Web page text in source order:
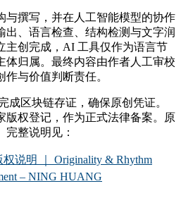
与撰写，并在人工智能模型的协作
出、语言检查、结构检测与文字润
主创完成，AI 工具仅作为语言节
体归属。最终内容由作者人工审校
与价值判断责任。
成区块链存证，确保原创凭证。
版权登记，作为正式法律备案。原
整说明见：
说明 ｜ Originality & Rhythm
– NING HUANG